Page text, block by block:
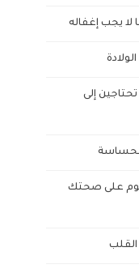
يجب إغفاله
إلى
الحساسة
على صحتك
القلب